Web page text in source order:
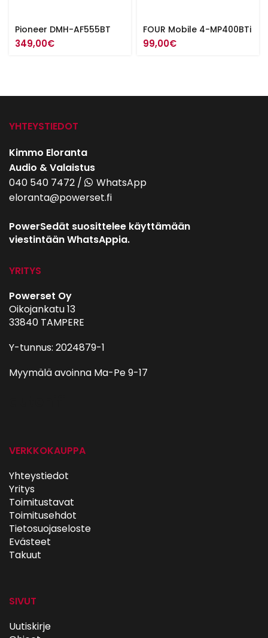
Pioneer DMH-AF555BT
349,00€
FOUR Mobile 4-MP400BTi
99,00€
YHTEYSTIEDOT
Kimmo Eloranta
Audio & Valaistus
040 540 7472 /
WhatsApp
eloranta@powerset.fi
PowerSedät suosittelee käyttämään
viestintään WhatsAppia.
YRITYS
Powerset Oy
Oikojankatu 13
33840 TAMPERE
Y-tunnus: 2024879-1
Myymälä avoinna Ma-Pe 9-17
VERKKOKAUPPA
Yhteystiedot
Yritys
Toimitustavat
Toimitusehdot
Tietosuojaseloste
Evästeet
Takuut
SIVUT
Uutiskirje